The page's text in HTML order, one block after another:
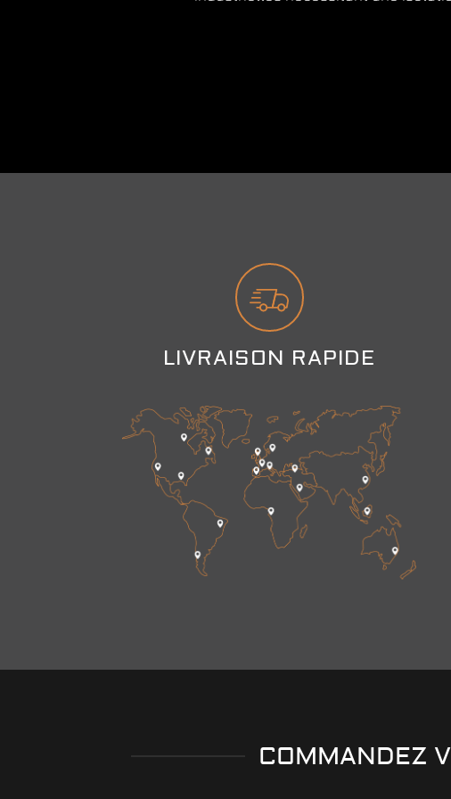
LIVRAISON RAPIDE
COMMANDEZ